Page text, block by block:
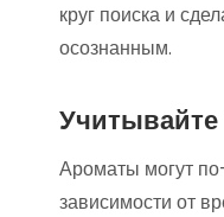
круг поиска и
осознанным.
Учитывайте
Ароматы могут
зависимости от